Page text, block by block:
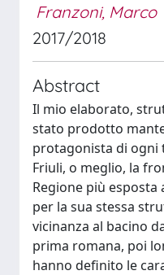
Franzoni, Marco
2017/2018
Abstract
Il mio elaborato,
stato prodotto
protagonista di ogni
Friuli, o meglio, la
Regione più esposta
per la sua stessa
vicinanza al bacino
prima romana, poi
hanno definito le